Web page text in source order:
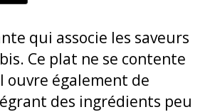
qui associe les saveurs
Ce plat ne se contente
ouvre également de
des ingrédients peu